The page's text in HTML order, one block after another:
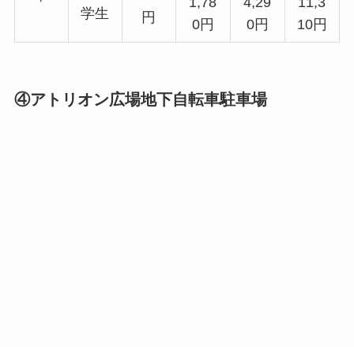
円
学生
0円
0円
10円
④アトリオン広場地下自転車駐車場